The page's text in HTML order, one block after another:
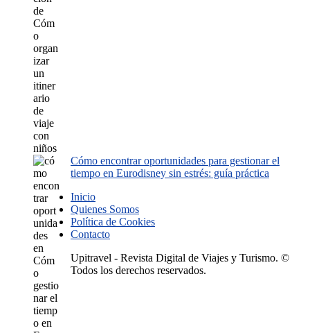
Cómo encontrar oportunidades para gestionar el
tiempo en Eurodisney sin estrés: guía práctica
Inicio
Quienes Somos
Política de Cookies
Contacto
Upitravel - Revista Digital de Viajes y Turismo. ©
Todos los derechos reservados.